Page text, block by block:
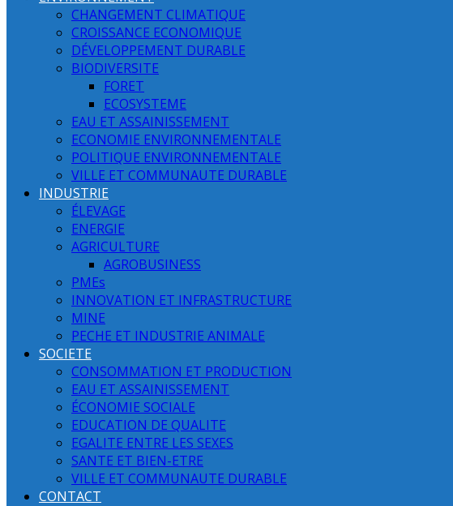
CHANGEMENT CLIMATIQUE
CROISSANCE ECONOMIQUE
DÉVELOPPEMENT DURABLE
BIODIVERSITE
FORET
ECOSYSTEME
EAU ET ASSAINISSEMENT
ECONOMIE ENVIRONNEMENTALE
POLITIQUE ENVIRONNEMENTALE
VILLE ET COMMUNAUTE DURABLE
INDUSTRIE
ÉLEVAGE
ENERGIE
AGRICULTURE
AGROBUSINESS
PMEs
INNOVATION ET INFRASTRUCTURE
MINE
PECHE ET INDUSTRIE ANIMALE
SOCIETE
CONSOMMATION ET PRODUCTION
EAU ET ASSAINISSEMENT
ÉCONOMIE SOCIALE
EDUCATION DE QUALITE
EGALITE ENTRE LES SEXES
SANTE ET BIEN-ETRE
VILLE ET COMMUNAUTE DURABLE
CONTACT